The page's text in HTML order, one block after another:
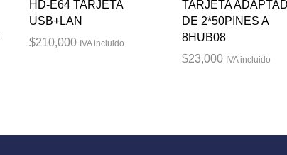
HD-E64 TARJETA
USB+LAN
$210,000 IVA incluido
TARJETA
DE 2*50PINES A
8HUB08
$23,000 IVA incluido